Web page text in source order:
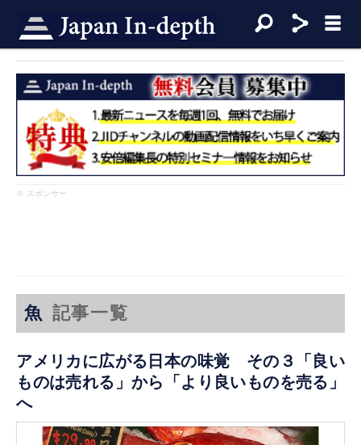
※ スポンサー
魚 記事一覧
アメリカに広がる日本の味覚 その３「良い
ものは売れる」から「より良いものを売る」
へ